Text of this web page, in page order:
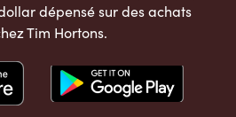
dépensé sur des achats
Tim Hortons.